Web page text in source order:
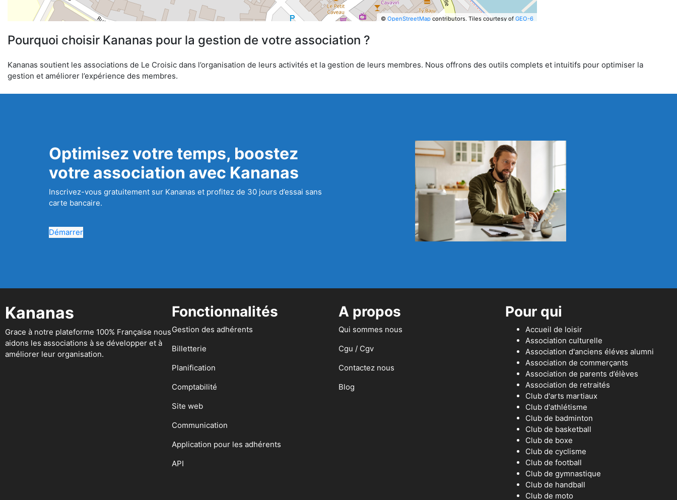
© OpenStreetMapcontributors. Tiles courtesy of GEO-6
Pourquoi choisir Kananas pour la gestion de votre association ?
Kananas soutient les associations de Le Croisic dans l’organisation de leurs activités et la gestion de leurs membres. Nous offrons des outils complets et intuitifs pour optimiser la
gestion et améliorer l’expérience des membres.
Optimisez votre temps, boostez
votre association avec Kananas
Inscrivez-vous gratuitement sur Kananas et profitez de 30 jours d’essai sans
carte bancaire.
Démarrer
Kananas
Grace à notre plateforme 100% Française nous
aidons les associations à se développer et à
améliorer leur organisation.
Fonctionnalités
Gestion des adhérents
Billetterie
Planification
Comptabilité
Site web
Communication
Application pour les adhérents
API
A propos
Qui sommes nous
Cgu / Cgv
Contactez nous
Blog
Pour qui
Accueil de loisir
Association culturelle
Association d'anciens éléves alumni
Association de commerçants
Association de parents d’élèves
Association de retraités
Club d'arts martiaux
Club d'athlétisme
Club de badminton
Club de basketball
Club de boxe
Club de cyclisme
Club de football
Club de gymnastique
Club de handball
Club de moto